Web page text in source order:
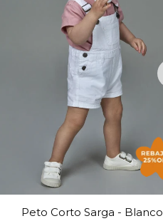
Peto Corto Sarga - Blanco